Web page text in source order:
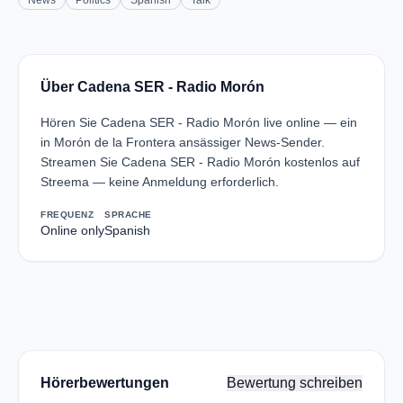
Über Cadena SER - Radio Morón
Hören Sie Cadena SER - Radio Morón live online — ein
in Morón de la Frontera ansässiger News-Sender.
Streamen Sie Cadena SER - Radio Morón kostenlos auf
Streema — keine Anmeldung erforderlich.
FREQUENZ
Online only
SPRACHE
Spanish
Hörerbewertungen Bewertung schreiben